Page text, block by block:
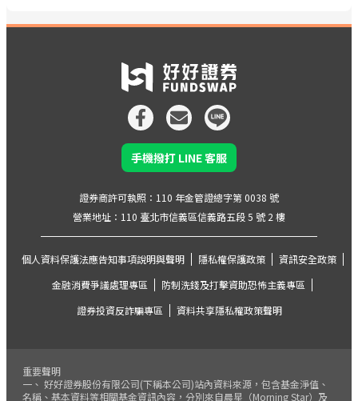
手機撥打 LINE 客服
證券商許可執照：110 年金管證總字第 0038 號
個人資料保護法應告知事項說明與聲明 隱私權保護政策
資訊安全政策
金融消費爭議處理專區
防制洗錢及打擊資助恐怖主義專區
證券投資反詐騙專區
資料共享隱私權政策聲明
營業地址：110 臺北市信義區信義路五段 5 號 2 樓
重要聲明
一、 好好證券股份有限公司(下稱本公司)站內資料來源，包含基金淨值、
名稱、基本資料等相關基金資訊內容，分別來自晨星（Morning Star）及